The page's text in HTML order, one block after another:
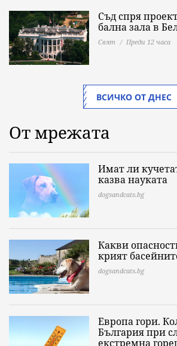
Съд спря
бална зала в
Свят Преди 12 часа
ВСИЧКО ОТ ДНЕС
От мрежата
Имат ли
казва науката
dogsandcats.bg
Какви
крият
dogsandcats.bg
Европа гори.
България при
екстремна